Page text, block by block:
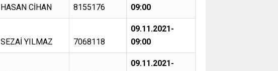
HASAN CİHAN 8155176
09:00
SEZAİ YILMAZ 7068118
09.11.2021-
09:00
09.11.2021-